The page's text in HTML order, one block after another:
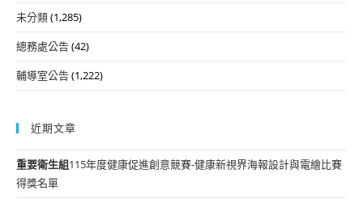
未分類(1,285)
總務處公告(42)
輔導室公告(1,222)
近期文章
重要衛生組115年度健康促進創意競賽-健康新視界海報設計與電繪比賽
得獎名單